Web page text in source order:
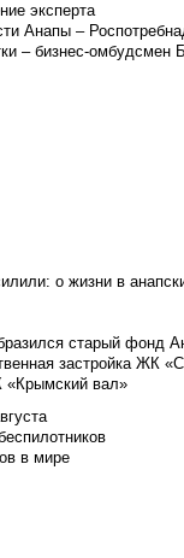
эксперта
Анапы –
– бизнес-омбудсмен
о жизни в
старый фонд
застройка ЖК
вал»
в мире